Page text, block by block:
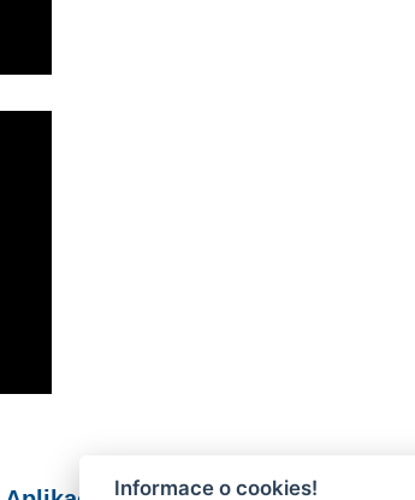
Informace o cookies!